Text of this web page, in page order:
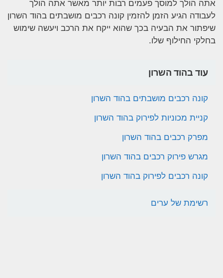
אתה הולך למוסך פעמים רבות יותר מאשר אתה הולך
לעבודה הגיע הזמן להזמין קונה רכבים מושבתים בהוד השרון
שיפתור את הבעיה בכך שהוא ייקח את הרכב ויעשה שימוש
בחלקי החילוף שלו.
עוד בהוד השרון
קונה רכבים מושבתים בהוד השרון
קניית מכוניות לפירוק בהוד השרון
מפרק רכבים בהוד השרון
מגרש פירוק רכבים בהוד השרון
קונה רכבים לפירוק בהוד השרון
רשימת של ערים